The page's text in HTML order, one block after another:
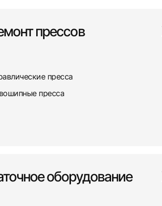
прессов
пресса
пресса
оборудование